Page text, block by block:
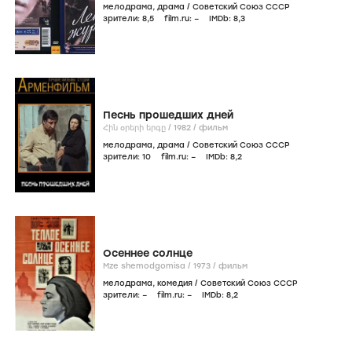
мелодрама, драма / Советский Союз СССР
зрители: 8,5 film.ru: – IMDb: 8,3
Песнь прошедших дней
Հին օրերի երգը / 1982 / фильм
мелодрама, драма / Советский Союз СССР
зрители: 10 film.ru: – IMDb: 8,2
Осеннее солнце
Mze shemodgomisa / 1973 / фильм
мелодрама, комедия / Советский Союз СССР
зрители: – film.ru: – IMDb: 8,2